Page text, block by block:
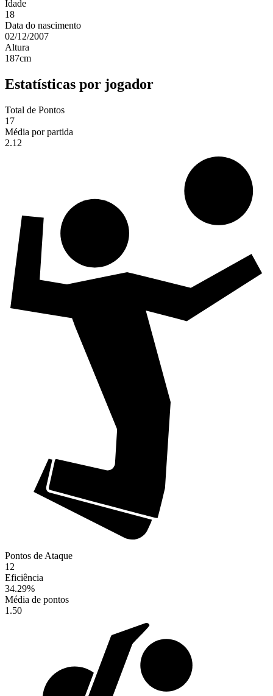
Idade
18
Data do nascimento
02/12/2007
Altura
187cm
Estatísticas por jogador
Total de Pontos
17
Média por partida
2.12
Pontos de Ataque
12
Eficiência
34.29%
Média de pontos
1.50